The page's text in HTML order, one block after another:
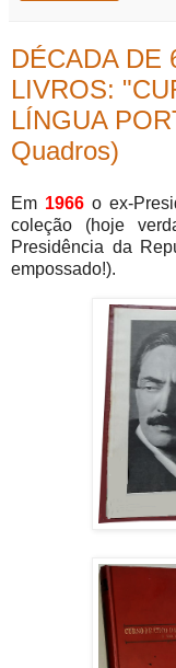
DÉCADA DE
LIVROS:
LÍNGUA
Quadros)
Em 1966 o ex-
coleção (hoje
Presidência da
empossado!).